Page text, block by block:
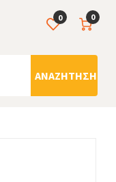
0
ΑΝΑΖΉΤΗΣΗ
0